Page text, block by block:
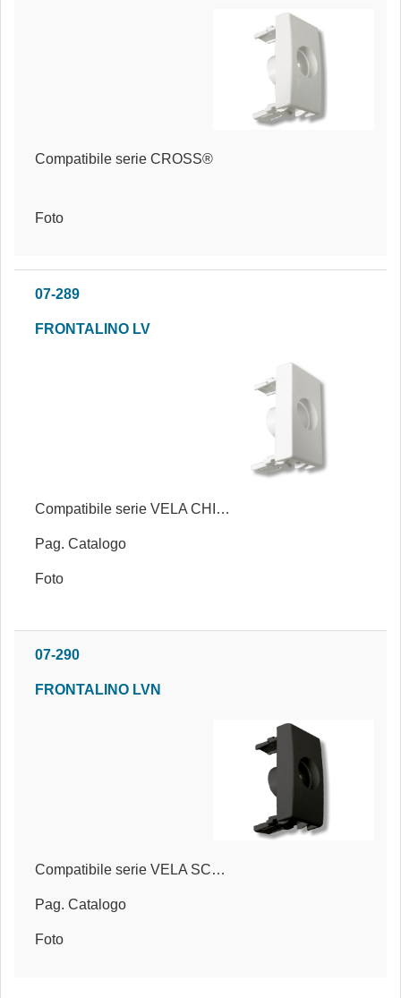
Compatibile serie CROSS®
Foto
07-289
FRONTALINO LV
Compatibile serie VELA CHIARA®
Pag. Catalogo
Foto
07-290
FRONTALINO LVN
Compatibile serie VELA SCURA®
Pag. Catalogo
Foto